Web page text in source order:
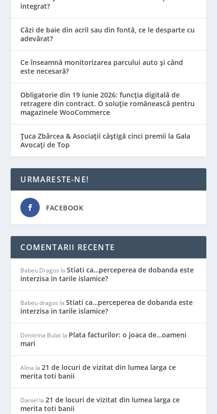
integrat?
Căzi de baie din acril sau din fontă, ce le desparte cu
adevărat?
Ce înseamnă monitorizarea parcului auto și când
este necesară?
Obligatorie din 19 iunie 2026: funcția digitală de
retragere din contract. O soluție românească pentru
magazinele WooCommerce
Țuca Zbârcea & Asociații câștigă cinci premii la Gala
Avocați de Top
URMARESTE-NE!
FACEBOOK
COMENTARII RECENTE
Babeu Dragos laStiati ca…perceperea de dobanda este
interzisa in tarile islamice?
Babeu dragos laStiati ca…perceperea de dobanda este
interzisa in tarile islamice?
Dimitrina Bulat la Plata facturilor: o joaca de…oameni
mari
Alina la21 de locuri de vizitat din lumea larga ce
merita toti banii
Daniel la21 de locuri de vizitat din lumea larga ce
merita toti banii